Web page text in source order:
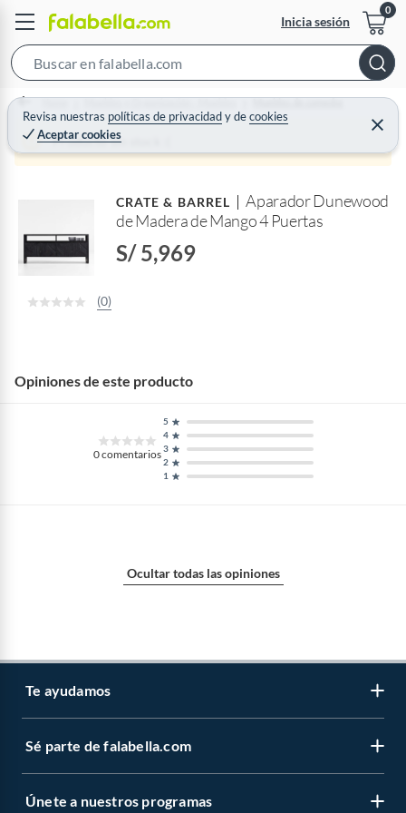
Inicia sesión
e
a
c
B
a
Revisa nuestras políticas de privacidadydecookies
Aceptar cookies
C
e
r
Home Muebles y Organización - Muebles Muebles de comedor
Producto sin stock :(
CRATE & BARREL
Aparador Dunewood
de Madera de Mango 4 Puertas
S/ 5,969
(0)
Opiniones de este producto
0comentarios
1
2
3
4
5
Ocultar todas las opiniones
Te ayudamos
Atención por WhatsApp
Sé parte de falabella.com
Trabaja con nosotros
Únete a nuestros programas